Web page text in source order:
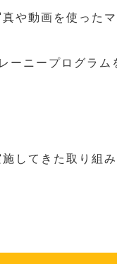
や動画を使った
ーニープログラム
してきた取り組